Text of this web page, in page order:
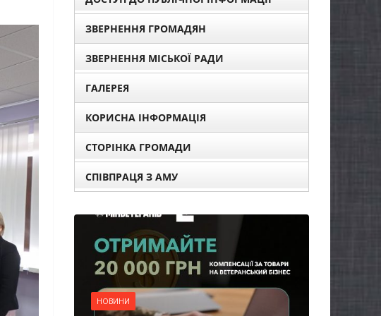
ЗВЕРНЕННЯ ГРОМАДЯН
ЗВЕРНЕННЯ МІСЬКОЇ РАДИ
ГАЛЕРЕЯ
КОРИСНА ІНФОРМАЦІЯ
СТОРІНКА ГРОМАДИ
СПІВПРАЦЯ З АМУ
НОВИНИ
Уповноважений
Верховної Ради
України з прав людини
проводить опитування
щодо реалізації права